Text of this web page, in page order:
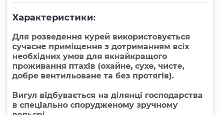
Характеристики:
Для розведення курей використовується
сучасне приміщення з дотриманням всіх
необхідних умов для якнайкращого
проживання птахів (охайне, сухе, чисте,
добре вентильоване та без протягів).
Вигул відбувається на ділянці господарства
в спеціально спорудженому зручному